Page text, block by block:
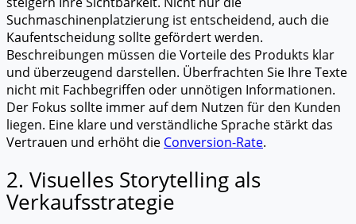
Suchmaschinenplatzierung ist entscheidend, auch die
Kaufentscheidung sollte gefördert werden.
Beschreibungen müssen die Vorteile des Produkts klar
und überzeugend darstellen. Überfrachten Sie Ihre Texte
nicht mit Fachbegriffen oder unnötigen Informationen.
Der Fokus sollte immer auf dem Nutzen für den Kunden
liegen. Eine klare und verständliche Sprache stärkt das
Vertrauen und erhöht die Conversion-Rate.
2. Visuelles Storytelling als
Verkaufsstrategie